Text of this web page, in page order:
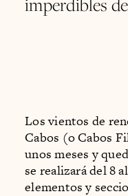
Los vientos de
Cabos (o Cabos
unos meses y
se realizará del 8
elementos y